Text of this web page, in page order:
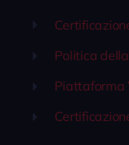
Politica
Piattaforma